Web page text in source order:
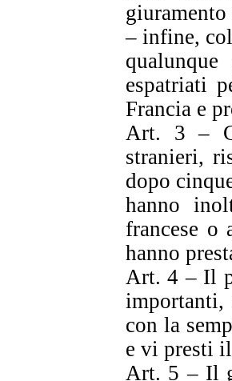
– infine,
espatriati
Francia e
Art. 3 –
stranieri,
dopo
hanno
francese o
hanno
Art. 4 – Il
con la
e vi presti
Art. 5 – Il